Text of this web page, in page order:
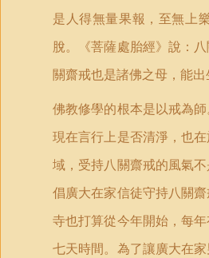
是人得無量果報，至無上
脫。《菩薩處胎經》說：
關齋戒也是諸佛之母，能
佛教修學的根本是以戒為
現在言行上是否清淨，也
域，受持八關齋戒的風氣
倡廣大在家信徒守持八關
寺也打算從今年開始，每
七天時間。為了讓廣大在